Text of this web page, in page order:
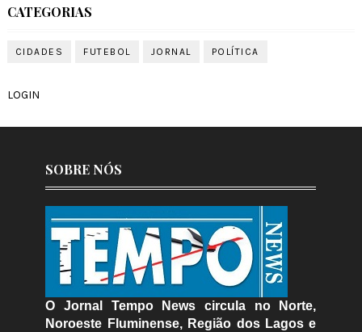
CATEGORIAS
CIDADES FUTEBOL JORNAL POLÍTICA
LOGIN
SOBRE NÓS
O Jornal Tempo News circula no Norte,
Noroeste Fluminense, Região dos Lagos e